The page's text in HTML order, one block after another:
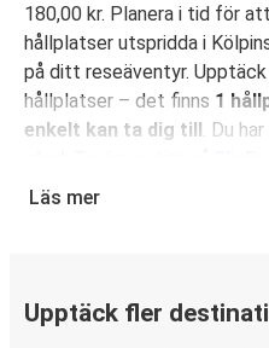
180,00 kr. Planera i tid för
hållplatser utspridda i
på ditt reseäventyr.
hållplatser – det finns 1
enkelt kan ta dig till . Du
förbindelser nära dig!
FlixBus ger dig en oslagbar
bekväma resor till och från
Läs mer
Upptäck fler